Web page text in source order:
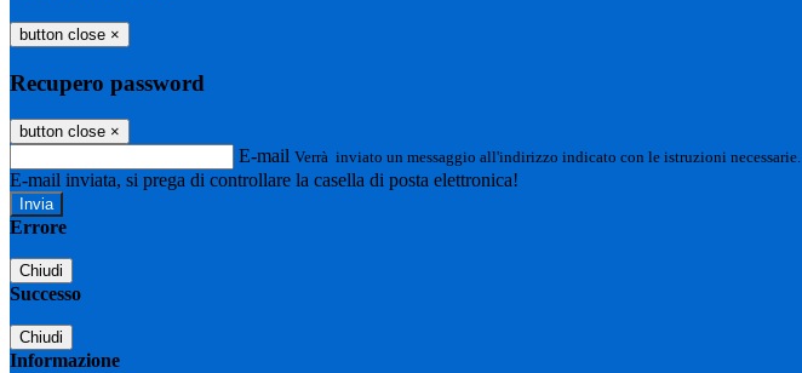
button close ×
Recupero password
button close ×
E-mail Verrà inviato un messaggio all'indirizzo indicato con le istruzioni necessarie.
E-mail inviata, si prega di controllare la casella di posta elettronica!
Errore
Chiudi
Successo
Chiudi
Informazione